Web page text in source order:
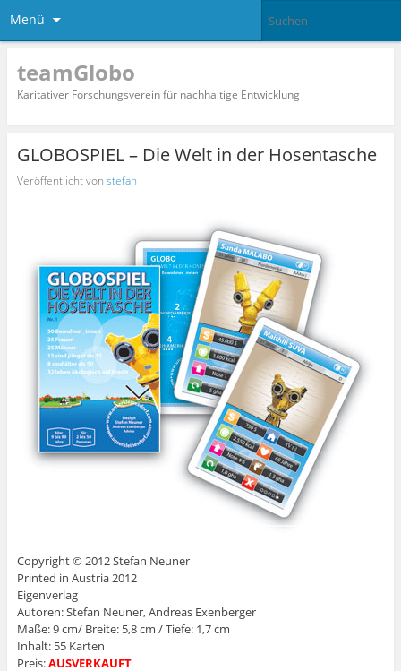
Menü
teamGlobo
Karitativer Forschungsverein für nachhaltige Entwicklung
GLOBOSPIEL – Die Welt in der Hosentasche
Veröffentlicht von stefan
Copyright © 2012 Stefan Neuner
Printed in Austria 2012
Eigenverlag
Autoren: Stefan Neuner, Andreas Exenberger
Maße: 9 cm/ Breite: 5,8 cm / Tiefe: 1,7 cm
Inhalt: 55 Karten
Preis:AUSVERKAUFT